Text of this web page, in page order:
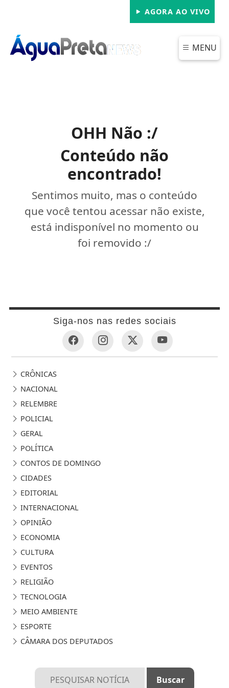
AGORA AO VIVO
MENU
OHH Não :/
Conteúdo não
encontrado!
Sentimos muito, mas o conteúdo
que você tentou acessar não existe,
está indisponível no momento ou
foi removido :/
Siga-nos nas redes sociais
CRÔNICAS
NACIONAL
RELEMBRE
POLICIAL
GERAL
POLÍTICA
CONTOS DE DOMINGO
CIDADES
EDITORIAL
INTERNACIONAL
OPINIÃO
ECONOMIA
CULTURA
EVENTOS
RELIGIÃO
TECNOLOGIA
MEIO AMBIENTE
ESPORTE
CÂMARA DOS DEPUTADOS